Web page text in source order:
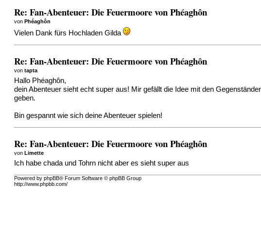
Re: Fan-Abenteuer: Die Feuermoore von Phéaghôn
vonPhéaghôn
Vielen Dank fürs Hochladen Gilda
Re: Fan-Abenteuer: Die Feuermoore von Phéaghôn
vontapta
Hallo Phéaghôn,
dein Abenteuer sieht echt super aus! Mir gefällt die Idee mit den
geben.
Bin gespannt wie sich deine Abenteuer spielen!
Re: Fan-Abenteuer: Die Feuermoore von Phéaghôn
vonLimette
Ich habe chada und Tohrn nicht aber es sieht super aus
Powered by phpBB® Forum Software © phpBB Group
http://www.phpbb.com/